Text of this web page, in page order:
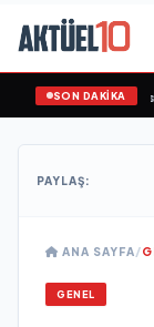
SON DAKİKA
Müslüm
PAYLAŞ:
ANA SAYFA/
GENEL